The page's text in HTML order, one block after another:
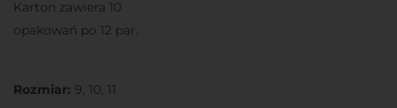
Karton zawiera 10
opakowań po 12 par.
Rozmiar: 9, 10, 11